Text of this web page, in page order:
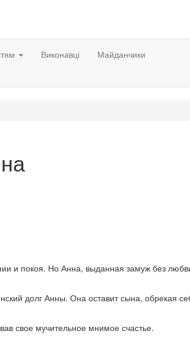
Виконавці Майданчики
и покоя. Но Анна, выданная замуж без
долг Анны. Она оставит сына, обрекая
свое мучительное мнимое счастье.